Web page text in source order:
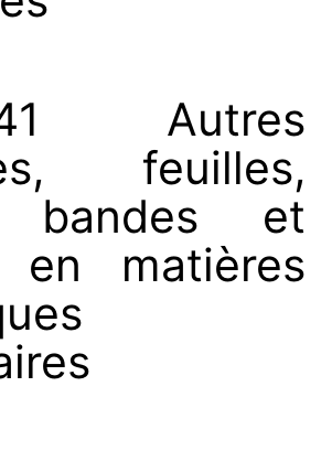
Autres
feuilles,
bandes et
en matières